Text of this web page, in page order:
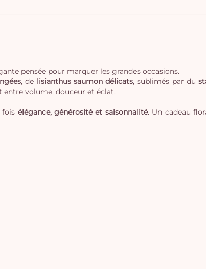
pensée pour marquer les grandes occasions.
, de lisianthus saumon délicats, sublimés par du
volume, douceur et éclat.
fois élégance, générosité et saisonnalité. Un cadeau